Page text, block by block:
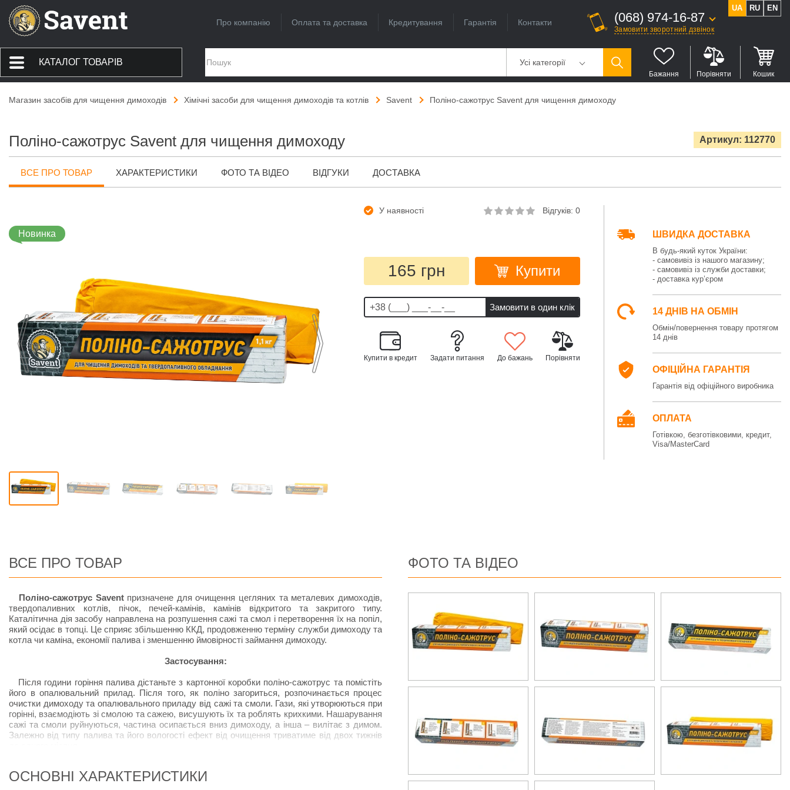
Про компанію Оплата та доставка Кредитування Гарантія Контакти (068) 974-16-87
Замовити зворотний дзвінок
UA RU EN
КАТАЛОГ ТОВАРІВ Усі категорії
Бажання Порівняти Кошик
Магазин засобів для чищення димоходів Хімічні засоби для чищення димоходів та котлів Savent Поліно-сажотрус Savent для чищення димоходу
Поліно-сажотрус Savent для чищення димоходу Артикул: 112770
ВСЕ ПРО ТОВАР ХАРАКТЕРИСТИКИ ФОТО ТА ВІДЕО ВІДГУКИ ДОСТАВКА
Новинка
У наявності Відгуків: 0
165 грн Купити
Купити в кредит Задати питання До бажань Порівняти
ШВИДКА ДОСТАВКА
В будь-який куток України:
- самовивіз із нашого магазину;
- самовивіз із служби доставки;
- доставка кур’єром
14 ДНІВ НА ОБМІН
Обмін/повернення товару протягом
14 днів
ОФІЦІЙНА ГАРАНТІЯ
Гарантія від офіційного виробника
ОПЛАТА
Готівкою, безготівковими, кредит,
Visa/MasterCard
ВСЕ ПРО ТОВАР
Поліно-сажотрус Saventпризначене для очищення цегляних та металевих димоходів,
твердопаливних котлів, пічок, печей-камінів, камінів відкритого та закритого типу.
Каталітична дія засобу направлена на розпушення сажі та смол і перетворення їх на попіл,
який осідає в топці. Це сприяє збільшенню ККД, продовженню терміну служби димоходу та
котла чи каміна, економії палива і зменшенню ймовірності займання димоходу.
Застосування:
Після години горіння палива дістаньте з картонної коробки поліно-сажотрус та помістіть
його в опалювальний прилад. Після того, як поліно загориться, розпочинається процес
очистки димоходу та опалювального приладу від сажі та смоли. Гази, які утворюються при
горінні, взаємодіють зі смолою та сажею, висушують їх та роблять крихкими. Нашарування
сажі та смоли руйнуються, частина осипається вниз димоходу, а інша – вилітає з димом.
Залежно від типу палива та його вологості ефект від очищення триватиме від двох тижнів
ОСНОВНІ ХАРАКТЕРИСТИКИ
ФОТО ТА ВІДЕО